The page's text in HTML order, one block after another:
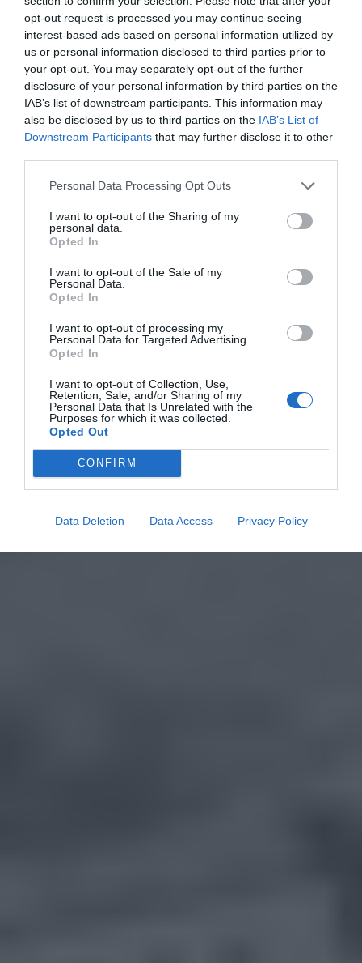
opt-out request is processed you may continue seeing
interest-based ads based on personal information utilized by
us or personal information disclosed to third parties prior to
your opt-out. You may separately opt-out of the further
disclosure of your personal information by third parties on the
IAB’s list of downstream participants. This information may
also be disclosed by us to third parties on the IAB’s List of
Downstream Participants that may further disclose it to other
Personal Data Processing Opt Outs
I want to opt-out of the Sharing of my
personal data.
Opted In
I want to opt-out of the Sale of my
Personal Data.
Opted In
I want to opt-out of processing my
Personal Data for Targeted Advertising.
Opted In
I want to opt-out of Collection, Use,
Retention, Sale, and/or Sharing of my
Personal Data that Is Unrelated with the
Purposes for which it was collected.
Opted Out
CONFIRM
Data Deletion Data Access Privacy Policy